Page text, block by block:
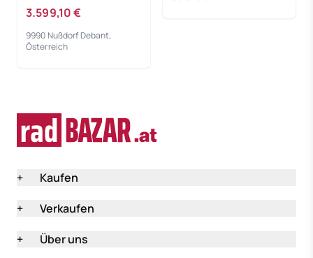
3.599,10 €
9990 Nußdorf Debant,
Österreich
+
Kaufen
+
Verkaufen
+
Über uns